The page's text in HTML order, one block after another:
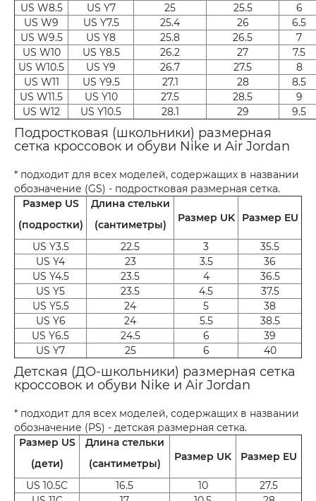
US W8.5
US Y7 25 25.5
6
US W9
US Y7.5 25.4 26
6.5
US W9.5
US Y8 25.8 26.5
7
US W10
US Y8.5 26.2 27
7.5
US W10.5
US Y9 26.7 27.5
8
US W11
US Y9.5 27.1 28
8.5
US W11.5
US Y10 27.5 28.5
9
US W12
US Y10.5 28.1 29 9.5
Подростковая (школьники) размерная
сетка кроссовок и обуви Nike и Air Jordan
* подходит для всех моделей, содержащих в названии
обозначение (GS) - подростковая размерная сетка.
Размер US
(подростки)
Длина стельки
(сантиметры)
Размер UK Размер EU
US Y3.5 22.5 3
35.5
US Y4
23 3.5
36
US Y4.5
23.5 4
36.5
US Y5
23.5 4.5
37.5
US Y5.5
24 5
38
US Y6
24 5.5
38.5
US Y6.5
24.5 6
39
US Y7
25 6 40
Детская (ДО-школьники) размерная сетка
кроссовок и обуви Nike и Air Jordan
* подходит для всех моделей, содержащих в названии
обозначение (PS) - детская размерная сетка.
Размер US
(дети)
Длина стельки
(сантиметры)
Размер UK Размер EU
US 10.5C 16.5 10
27.5